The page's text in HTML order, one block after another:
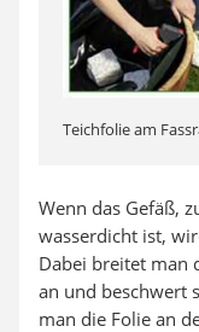
Teichfolie am
Wenn das Gefäß,
wasserdicht ist,
Dabei breitet man
an und beschwert
man die Folie an